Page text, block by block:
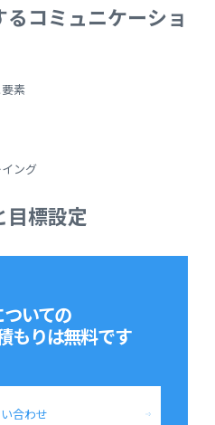
コミュニケーショ
素
ング
標設定
いての
もりは無料です
合わせ